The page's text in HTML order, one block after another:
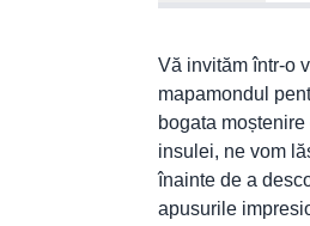
Vă invităm într-o
mapamondul
bogata
insulei, ne vom
înainte de a
apusurile